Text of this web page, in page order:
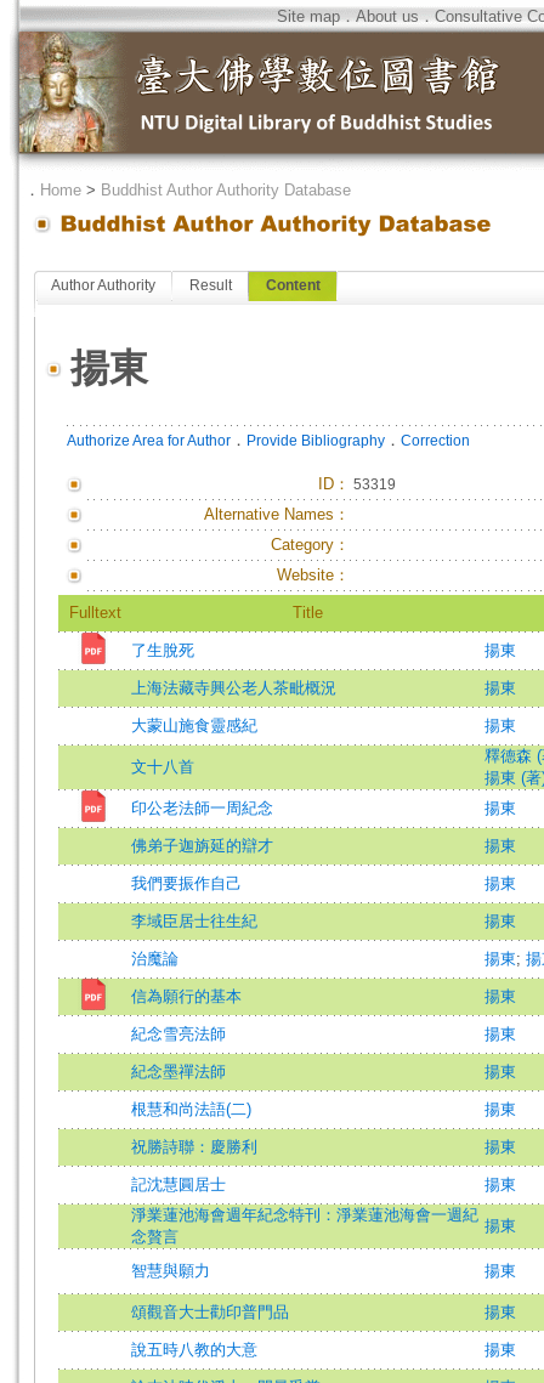
Site map．About us．Consultative
． Home > Buddhist Author Authority Database
Author Authority Result Content
揚東
Authorize Area for Author ． Provide Bibliography ． Correction
ID ： 53319
Alternative Names：
Category：
Website：
Fulltext Title
了生脫死 揚東
上海法藏寺興公老人茶毗概況 揚東
大蒙山施食靈感紀 揚東
文十八首
釋德森
揚東 (著
印公老法師一周紀念
揚東
佛弟子迦旃延的辯才 揚東
我們要振作自己 揚東
李域臣居士往生紀 揚東
治魔論 揚東;
信為願行的基本 揚東
紀念雪亮法師 揚東
紀念墨禪法師 揚東
根慧和尚法語(二) 揚東
祝勝詩聯：慶勝利 揚東
記沈慧圓居士
揚東
淨業蓮池海會週年紀念特刊：淨業蓮池海會一週紀
念贅言
揚東
智慧與願力 揚東
頌觀音大士勸印普門品 揚東
說五時八教的大意 揚東